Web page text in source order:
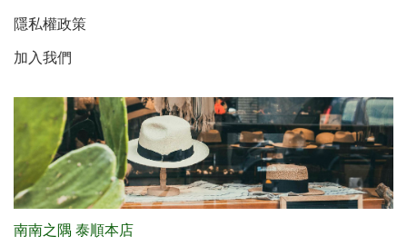
隱私權政策
加入我們
南南之隅 泰順本店